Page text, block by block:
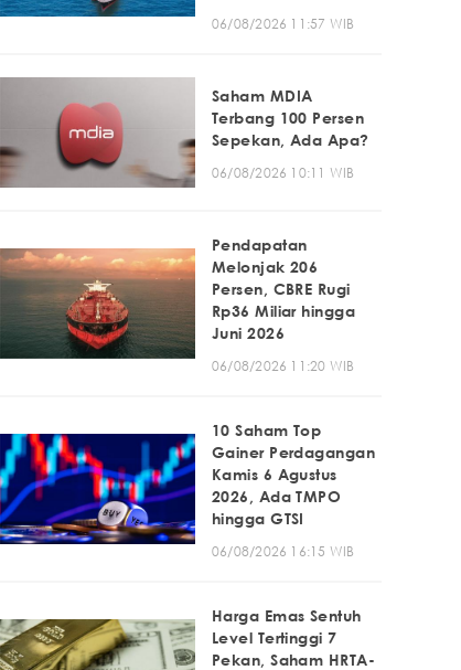
06/08/2026 11:57 WIB
Saham MDIA
Terbang 100 Persen
Sepekan, Ada Apa?
06/08/2026 10:11 WIB
Pendapatan
Melonjak 206
Persen, CBRE Rugi
Rp36 Miliar hingga
Juni 2026
06/08/2026 11:20 WIB
10 Saham Top
Gainer Perdagangan
Kamis 6 Agustus
2026, Ada TMPO
hingga GTSI
06/08/2026 16:15 WIB
Harga Emas Sentuh
Level Tertinggi 7
Pekan, Saham HRTA-